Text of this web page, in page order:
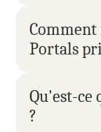
Portals
Qu'est-ce
?